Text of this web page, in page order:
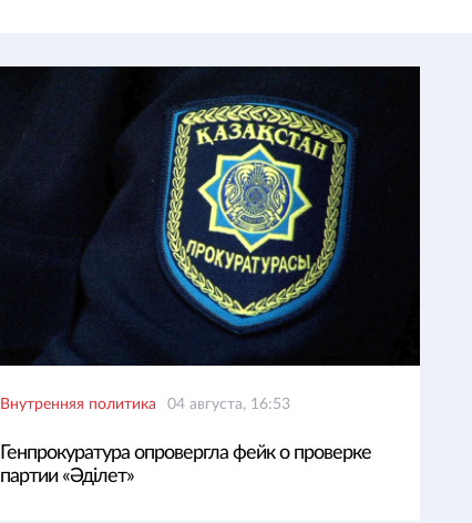
Внутренняя политика 04 августа, 16:53
Генпрокуратура опровергла фейк о проверке
партии «Әділет»